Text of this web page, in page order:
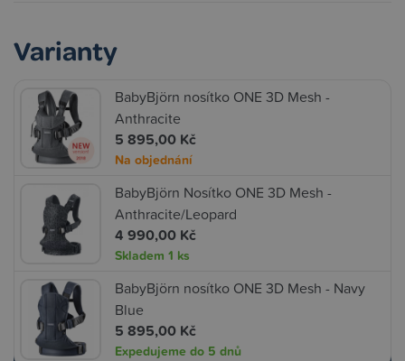
Varianty
BabyBjörn nosítko ONE 3D Mesh -
Anthracite
5 895,00 Kč
Na objednání
BabyBjörn Nosítko ONE 3D Mesh -
Anthracite/Leopard
4 990,00 Kč
Skladem 1 ks
BabyBjörn nosítko ONE 3D Mesh - Navy
Blue
5 895,00 Kč
Expedujeme do 5 dnů